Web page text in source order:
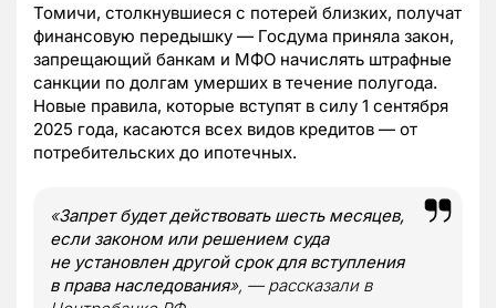
Томичи, столкнувшиеся с потерей близких, получат
финансовую передышку — Госдума приняла закон,
запрещающий банкам и МФО начислять штрафные
санкции по долгам умерших в течение полугода.
Новые правила, которые вступят в силу 1 сентября
2025 года, касаются всех видов кредитов — от
потребительских до ипотечных.
«Запрет будет действовать шесть месяцев,
если законом или решением суда
не установлен другой срок для вступления
в права наследования», — рассказали в